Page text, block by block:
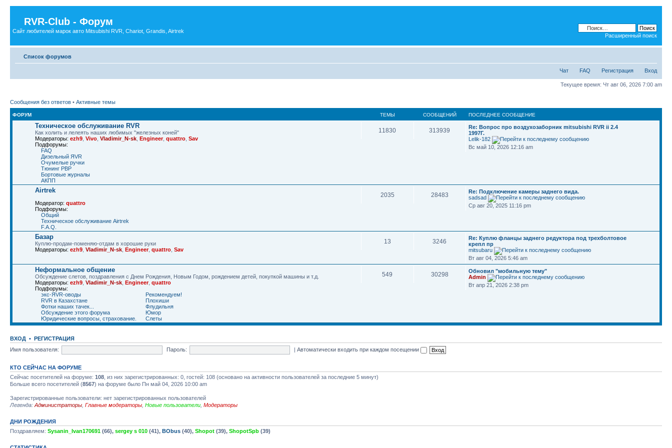
RVR-Club - Форум
Сайт любителей марок авто Mitsubishi RVR, Chariot, Grandis, Airtrek
Расширенный поиск
Список форумов
Чат FAQ Регистрация Вход
Текущее время: Чт авг 06, 2026 7:00 am
Сообщения без ответов • Активные темы
ФОРУМ ТЕМЫ СООБЩЕНИЙ ПОСЛЕДНЕЕ СООБЩЕНИЕ
Техническое обслуживание RVR
Как холить и лелеять наших любимых "железных коней"
Модераторы: ezh9 Vivo Vladimir_N-sk Engineer, quattro Sav
Подфорумы:
FAQ
Дизельный ЯVR
Очумелые ручки
Тюнинг РВР
Бортовые журналы
АКПП
11830 313939
Re: Вопрос про воздухозаборник mitsubishi RVR ii 2.4
1997Г.
Lelik-182
Вс май 10, 2026 12:16 am
Airtrek
Модератор: quattro
Подфорумы:
Общий
Техническое обслуживание Airtrek
F.A.Q.
2035 28483
Re: Подключение камеры заднего вида.
sadsad
Ср авг 20, 2025 11:16 pm
Базар
Куплю-продам-поменяю-отдам в хорошие руки
Модераторы: ezh9 Vladimir_N-sk Engineer, quattro Sav
13 3246
Re: Куплю фланцы заднего редуктора под трехболтовое
крепл пр
mitsubaru
Вт авг 04, 2026 5:46 am
Неформальное общение
Обсуждение слетов, поздравления с Днем Рождения, Новым Годом, рождением детей, покупкой машины и т.д.
Модераторы: ezh9 Vladimir_N-sk Engineer, quattro
Подфорумы:
экс-ЯVR-оводы
RVR в Казахстане
Фотки наших тачек...
Обсуждение этого форума
Юридические вопросы, страхование.
Рекомендуем!
Плохиши
Флудильня
Юмор
Слеты
549 30298
Обновил "мобильную тему"
Admin
Вт апр 21, 2026 2:38 pm
ВХОД • РЕГИСТРАЦИЯ
Имя пользователя:
Пароль: |Автоматически входить при каждом посещении
КТО СЕЙЧАС НА ФОРУМЕ
Сейчас посетителей на форуме: 108 , из них зарегистрированных: 0, гостей: 108 (основано на активности пользователей за последние 5 минут)
Больше всего посетителей (8567) на форуме было Пн май 04, 2026 10:00 am
Зарегистрированные пользователи: нет зарегистрированных пользователей
Легенда: Администраторы Главные модераторы Новые пользователи Модераторы
ДНИ РОЖДЕНИЯ
Поздравляем: Sysanin_Ivan170691 (66), sergey s 010 (41), BObus (40), Shopot (39), ShopotSpb (39)